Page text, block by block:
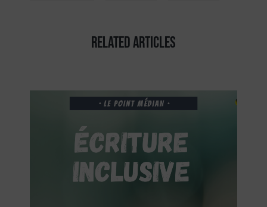
Related Articles